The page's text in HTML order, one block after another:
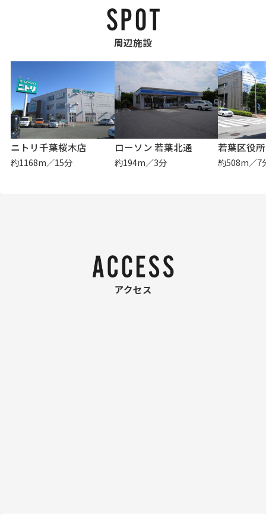
周辺施設
ニトリ千葉桜木店
約1168m／15分
ローソン 若葉北通
約194m／3分
若葉区役所
約508m／7
アクセス